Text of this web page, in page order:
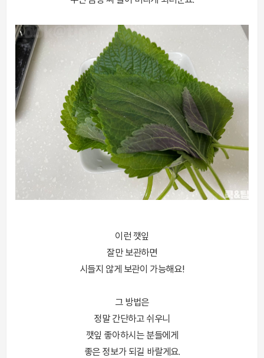
이런 깻잎
잘만 보관하면
시들지 않게 보관이 가능해요!
그 방법은
정말 간단하고 쉬우니
깻잎 좋아하시는 분들에게
좋은 정보가 되길 바랄게요.